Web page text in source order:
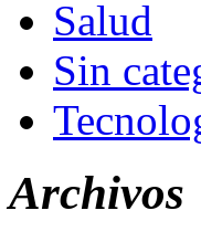
Salud
Sin
Archivos